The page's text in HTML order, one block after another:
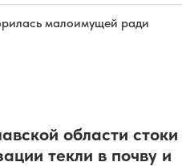
малоимущей ради
области стоки
текли в почву и